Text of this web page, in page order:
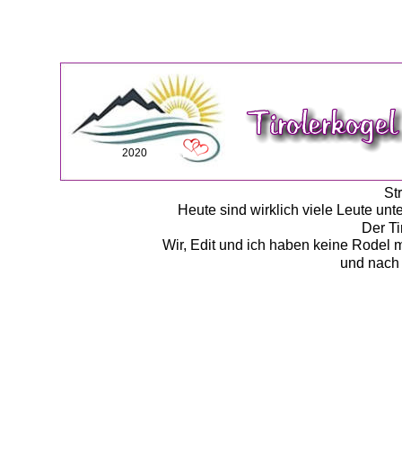
Heute sind wirklich viele Leute
Der
Wir, Edit und ich haben keine Rodel
und
2020